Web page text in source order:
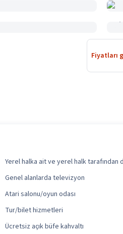
Fiyatları
Yerel halka ait ve yerel halk
Genel alanlarda televizyon
Atari salonu/oyun odası
Tur/bilet hizmetleri
Ücretsiz açık büfe kahvaltı